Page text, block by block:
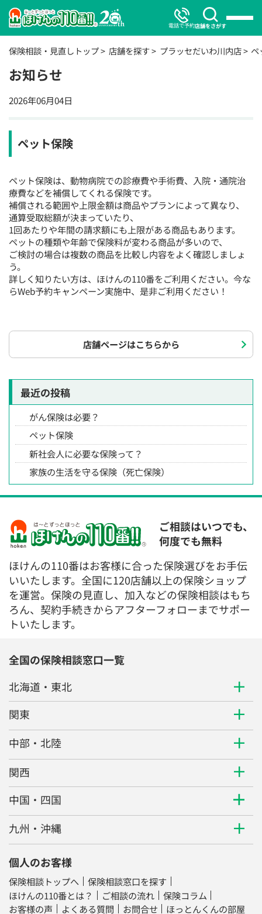
電話で予約店舗をさがす
保険相談・見直しトップ 店舗を探す プラッセだいわ川内店 ペ
お知らせ
2026年06月04日
ペット保険
ペット保険は、動物病院での診療費や手術費、入院・通院治
療費などを補償してくれる保険です。
補償される範囲や上限金額は商品やプランによって異なり、
通算受取総額が決まっていたり、
1回あたりや年間の請求額にも上限がある商品もあります。
ペットの種類や年齢で保険料が変わる商品が多いので、
ご検討の場合は複数の商品を比較し内容をよく確認しましょ
う。
詳しく知りたい方は、ほけんの110番をご利用ください。今な
らWeb予約キャンペーン実施中、是非ご利用ください！
店舗ページはこちらから
最近の投稿
がん保険は必要？
ペット保険
新社会人に必要な保険って？
家族の生活を守る保険（死亡保険）
ご相談はいつでも、
何度でも無料
ほけんの110番はお客様に合った保険選びをお手伝
いいたします。全国に120店舗以上の保険ショップ
を運営。保険の見直し、加入などの保険相談はもち
ろん、契約手続きからアフターフォローまでサポー
トいたします。
全国の保険相談窓口一覧
北海道・東北
関東
中部・北陸
関西
中国・四国
九州・沖縄
個人のお客様
保険相談トップへ
保険相談窓口を探す
ほけんの110番とは？
ご相談の流れ
保険コラム
お客様の声
よくある質問 お問合せ ほっとんくんの部屋